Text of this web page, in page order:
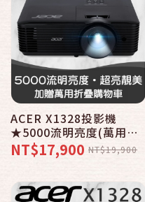
ACER X1328投影機
★5000流明亮度(萬用折
疊購物車)
NT$17,900 NT$19,900